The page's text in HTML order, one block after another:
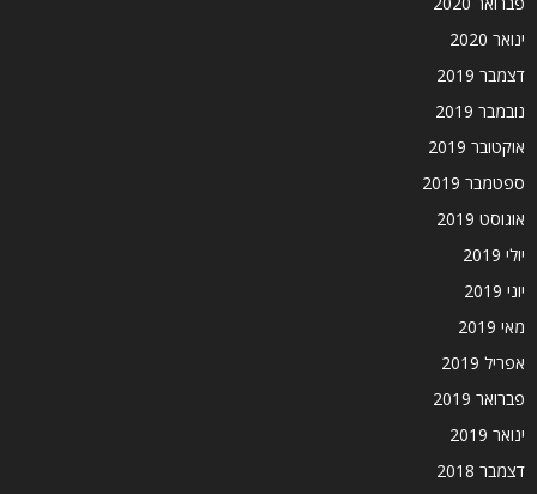
ינואר 2020
דצמבר 2019
נובמבר 2019
אוקטובר 2019
ספטמבר 2019
אוגוסט 2019
יולי 2019
יוני 2019
מאי 2019
אפריל 2019
פברואר 2019
ינואר 2019
דצמבר 2018